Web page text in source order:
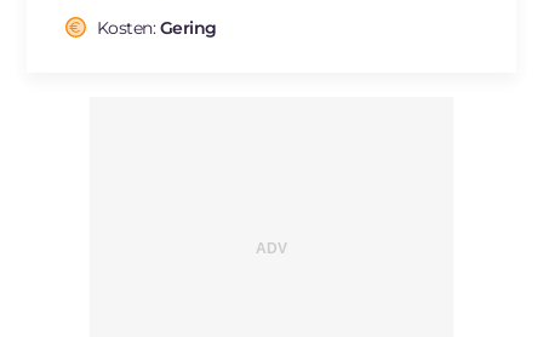
Cholesterin
Kosten:Gering